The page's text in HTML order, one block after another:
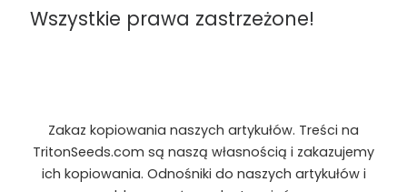
Wszystkie prawa zastrzeżone!
Zakaz kopiowania naszych artykułów. Treści na
TritonSeeds.com są naszą własnością i zakazujemy
ich kopiowania. Odnośniki do naszych artykułów i